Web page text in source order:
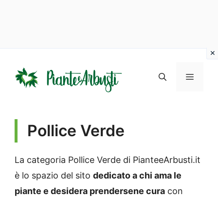
contenuto
MENU
Pollice Verde
La categoria Pollice Verde di PianteeArbusti.it
è lo spazio del sito dedicato a chi ama le
piante e desidera prendersene cura con